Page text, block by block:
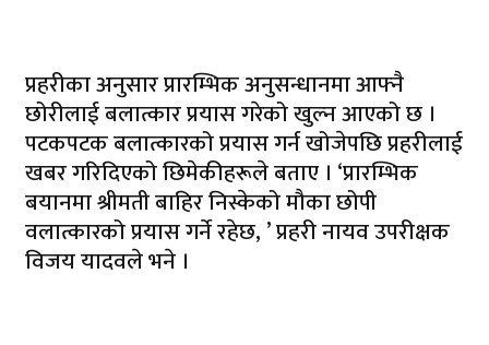
प्रहरीका अनुसार प्रारम्भिक अनुसन्धानमा आफ्नै
छोरीलाई बलात्कार प्रयास गरेको खुल्न आएको छ ।
पटकपटक बलात्कारको प्रयास गर्न खोजेपछि प्रहरीलाई
खबर गरिदिएको छिमेकीहरूले बताए । ‘प्रारम्भिक
बयानमा श्रीमती बाहिर निस्केको मौका छोपी
वलात्कारको प्रयास गर्ने रहेछ, ’ प्रहरी नायव उपरीक्षक
विजय यादवले भने ।